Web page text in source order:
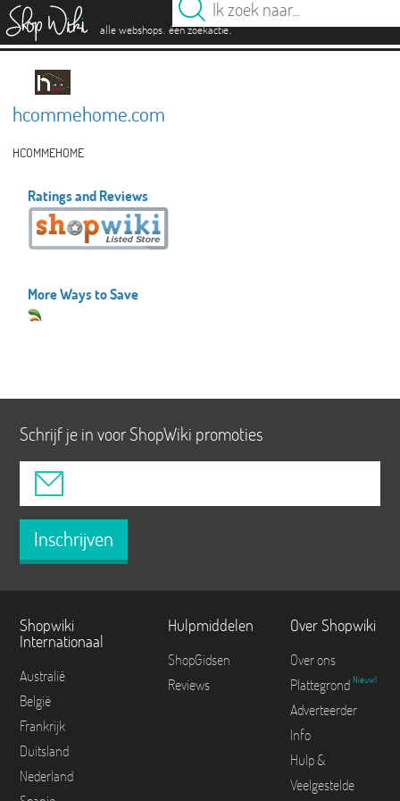
alle webshops. één zoekactie.
hcommehome.com
HCOMMEHOME
Ratings and Reviews
More Ways to Save
Schrijf je in voor ShopWiki promoties
Inschrijven
Shopwiki
Internationaal
Australië
België
Frankrijk
Duitsland
Nederland
Hulpmiddelen
ShopGidsen
Reviews
Over Shopwiki
Over ons
Plattegrond Nieuw!
Adverteerder
Info
Hulp &
Veelgestelde